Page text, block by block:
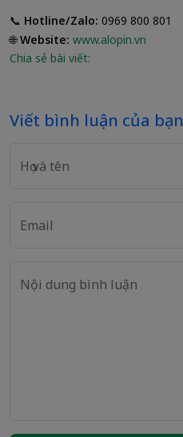
📞 Hotline/Zalo: 0969 800 801
🌐Website: www.alopin.vn
Chia sẻ bài viết:
Viết bình luận của bạn
Họ và tên
Email
Nội dung bình luận